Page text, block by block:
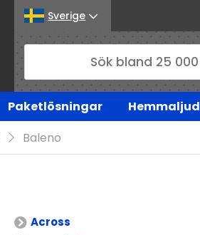
Sverige
Paketlösningar Hemmaljud
Baleno
Across